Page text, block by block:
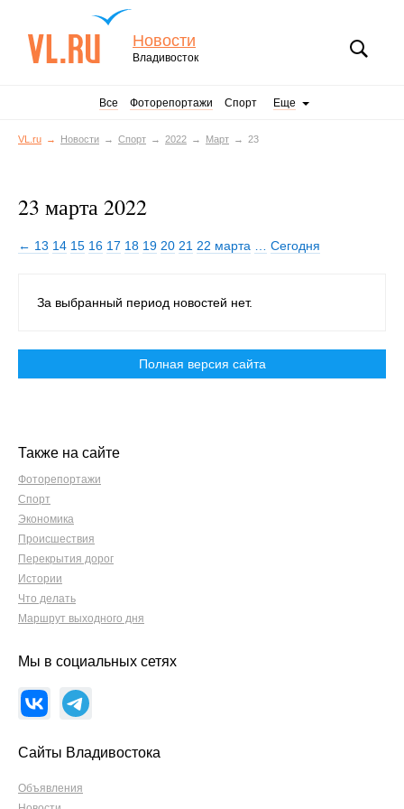
Новости
Владивосток
Все Фоторепортажи Спорт Еще
VL.ru Новости Спорт 2022 Март 23
23 марта 2022
← 13 14 15 16 17 18 19 20 21 22 марта Сегодня
За выбранный период новостей нет.
Полная версия сайта
Также на сайте
Фоторепортажи
Спорт
Экономика
Происшествия
Перекрытия дорог
Истории
Что делать
Маршрут выходного дня
Мы в социальных сетях
Сайты Владивостока
Объявления